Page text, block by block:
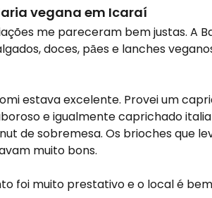
vegana em Icaraí
me pareceram bem justas. A
doces, pāes e lanches
estava excelente. Provei um
e igualmente caprichado
de sobremesa. Os brioches que
muito bons.
foi muito prestativo e o local é